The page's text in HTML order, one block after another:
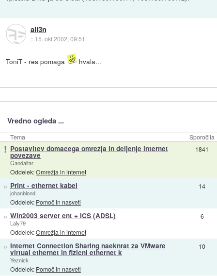
ali3n
:: 15. okt 2002, 09:51
ToniT - res pomaga hvala...
Vredno ogleda ...
Tema Sporočila
! Postavitev domacega omrezja in deljenje internet
povezave
Gandalfar
Oddelek:Omrežja in internet
1841
» Print - ethernet kabel
johanblond
Oddelek: Pomoč in nasveti
14
» Win2003 server ent + ICS (ADSL)
Laly79
Oddelek:Omrežja in internet
6
» Internet Connection Sharing naeknrat za VMware
virtual ethernet in fizicni ethernet k
Yeznick
Oddelek: Pomoč in nasveti
10